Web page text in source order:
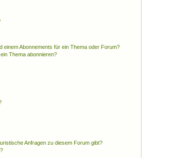
Abonnements für ein Thema oder Forum?
Thema abonnieren?
Anfragen zu diesem Forum gibt?